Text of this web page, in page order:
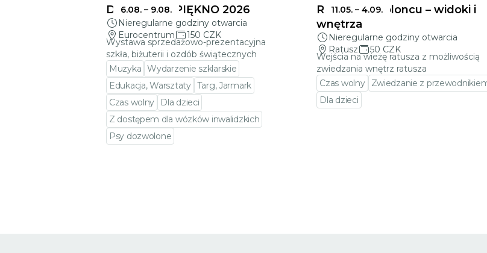
6.08. – 9.08.
DELIKATNE PIĘKNO 2026
Nieregularne godziny otwarcia
Eurocentrum
150 CZK
Wystawa sprzedażowo-prezentacyjna
szkła, biżuterii i ozdób świątecznych
Muzyka Wydarzenie szklarskie
Edukacja, Warsztaty Targ, Jarmark
Czas wolny
Dla dzieci
Z dostępem dla wózków inwalidzkich
Psy dozwolone
11.05. – 4.09.
Ratusz w Jabloncu – widoki i
wnętrza
Nieregularne godziny otwarcia
Ratusz
50 CZK
Wejścia na wieżę ratusza z możliwością
zwiedzania wnętrz ratusza
Czas wolny
Zwiedzanie z
Dla dzieci